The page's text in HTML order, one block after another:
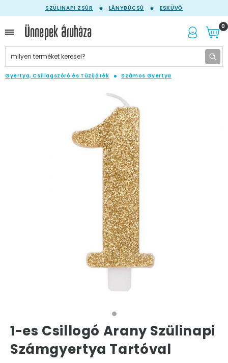
SZÜLINAPI ZSÚR LÁNYBÚCSÚ ESKÜVŐ
0
Gyertya, Csillagszóró és Tüzijáték Számos Gyertya
1-es Csillogó Arany Szülinapi
Számgyertya Tartóval